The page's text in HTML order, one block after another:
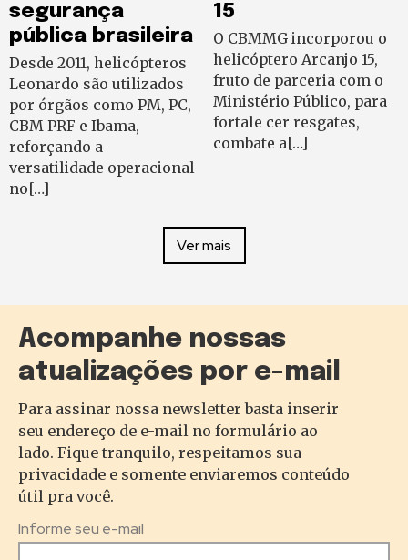
segurança
pública brasileira
Desde 2011, helicópteros
Leonardo são utilizados
por órgãos como PM, PC,
CBM PRF e Ibama,
reforçando a
versatilidade operacional
no[…]
15
O CBMMG incorporou o
helicóptero Arcanjo 15,
fruto de parceria com o
Ministério Público, para
fortale cer resgates,
combate a[…]
Ver mais
Acompanhe nossas
atualizações por e-mail
Para assinar nossa newsletter basta inserir
seu endereço de e-mail no formulário ao
lado. Fique tranquilo, respeitamos sua
privacidade e somente enviaremos conteúdo
útil pra você.
Informe seu e-mail